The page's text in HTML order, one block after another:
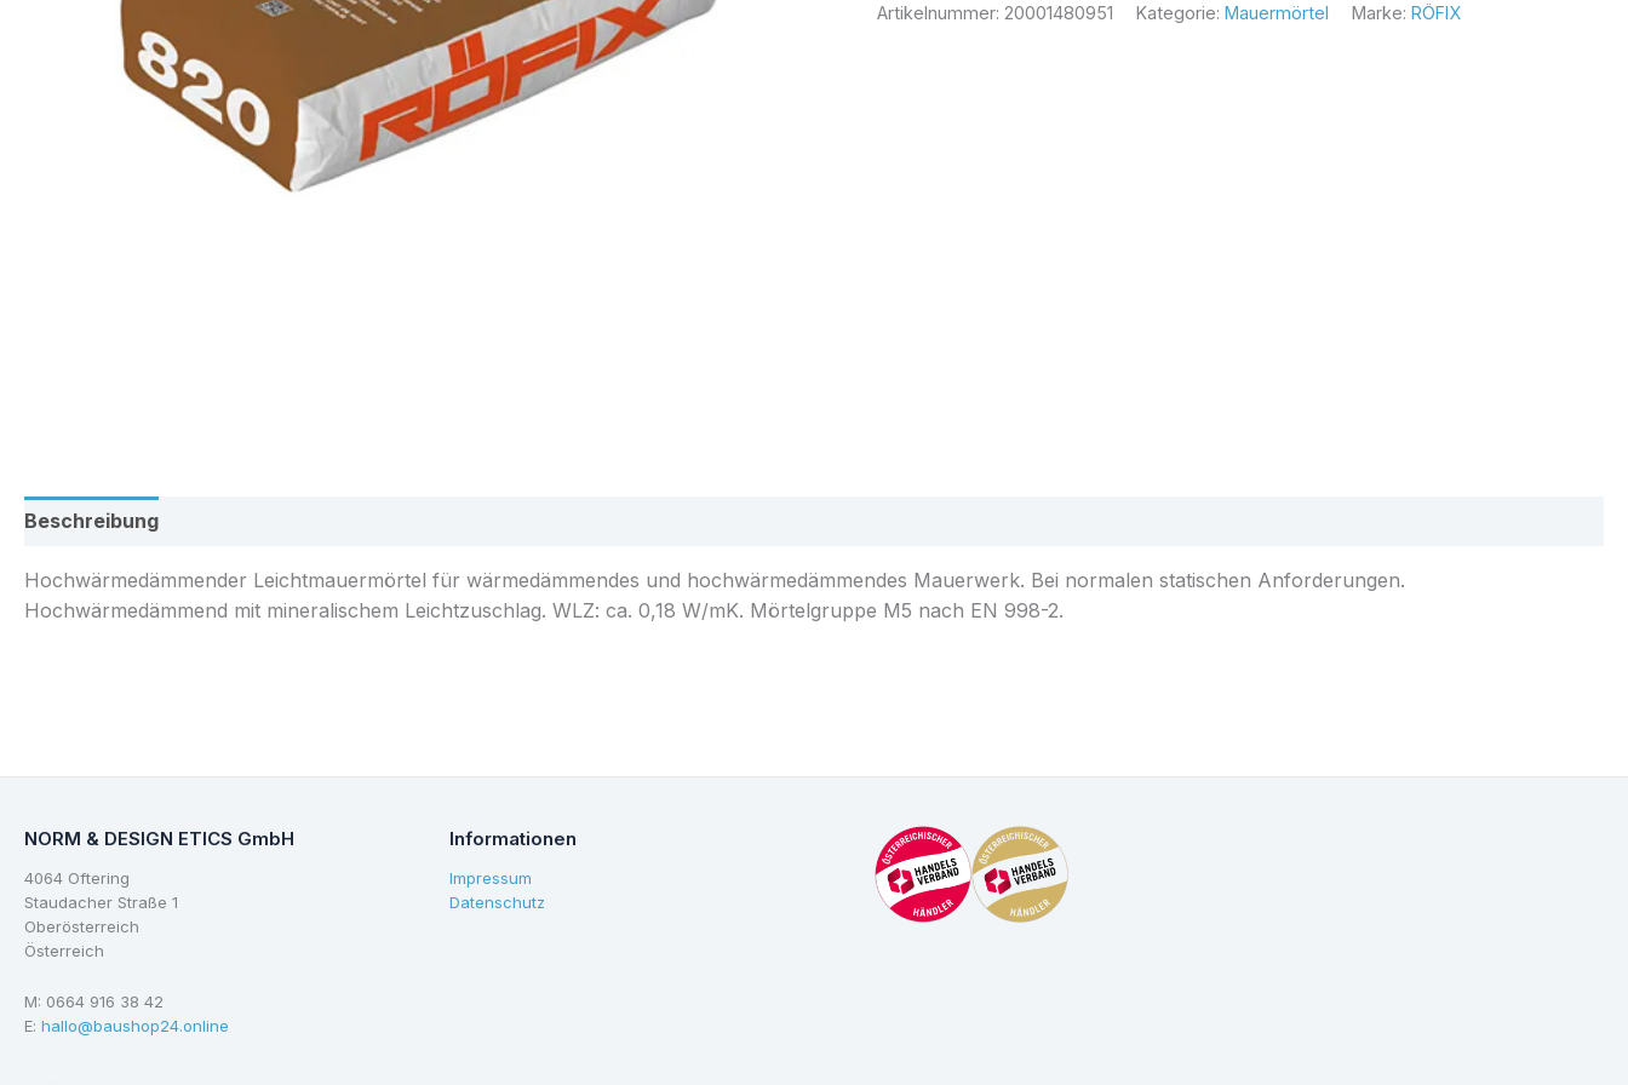
Artikelnummer: 20001480951 Kategorie:Mauermörtel Marke:RÖFIX
Beschreibung
Hochwärmedämmender Leichtmauermörtel für wärmedämmendes und hochwärmedämmendes Mauerwerk. Bei normalen statischen Anforderungen.
Hochwärmedämmend mit mineralischem Leichtzuschlag. WLZ: ca. 0,18 W/mK. Mörtelgruppe M5 nach EN 998-2.
NORM & DESIGN ETICS GmbH
4064 Oftering
Staudacher Straße 1
Oberösterreich
Österreich
M: 0664 916 38 42
E: hallo@baushop24.online
Informationen
Impressum
Datenschutz